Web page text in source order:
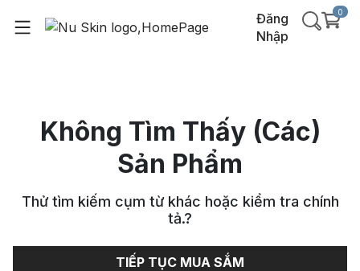
Đăng
Nhập
0
Không Tìm Thấy (Các)
Sản Phẩm
Thử tìm kiếm cụm từ khác hoặc kiểm tra chính
tả.?
TIẾP TỤC MUA SẮM